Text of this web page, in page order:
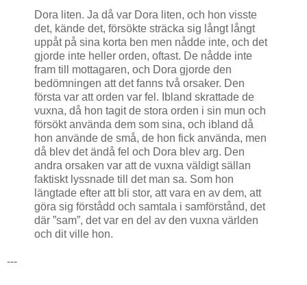
Dora liten. Ja då var Dora liten, och hon visste
det, kände det, försökte sträcka sig långt långt
uppåt på sina korta ben men nådde inte, och det
gjorde inte heller orden, oftast. De nådde inte
fram till mottagaren, och Dora gjorde den
bedömningen att det fanns två orsaker. Den
första var att orden var fel. Ibland skrattade de
vuxna, då hon tagit de stora orden i sin mun och
försökt använda dem som sina, och ibland då
hon använde de små, de hon fick använda, men
då blev det ändå fel och Dora blev arg. Den
andra orsaken var att de vuxna väldigt sällan
faktiskt lyssnade till det man sa. Som hon
längtade efter att bli stor, att vara en av dem, att
göra sig förstådd och samtala i samförstånd, det
där ”sam”, det var en del av den vuxna världen
och dit ville hon.
---